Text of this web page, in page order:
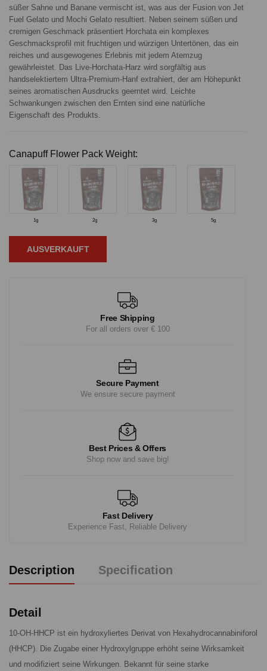
süßer Sahne und Banane vermischt ist, was aus der Fusion von Jet
Fuel Gelato und Mochi Gelato resultiert. Neben seinem süßen und
cremigen Geschmack präsentiert Horchata ein komplexes
Geschmacksprofil mit fruchtigen und würzigen Untertönen, das ein
reiches und ausgewogenes Erlebnis mit jedem Atemzug
gewährleistet. Das Live-Horchata-Harz wird sorgfältig aus
handselektiertem Ultra-Premium-Hanf extrahiert, der am Höhepunkt
seines aromatischen Ausdrucks geerntet wird. Leichte
Schwankungen zwischen den Ernten sind eine natürliche
Eigenschaft des Produkts.
Canapuff Flower Pack Weight:
1g 2g 3g 5g
AUSVERKAUFT
Free Shipping
For all orders over € 100
Secure Payment
We ensure secure payment
Best Prices & Offers
Shop now and save big!
Fast Delivery
Experience Fast, Reliable Delivery
Description Specification
Detail
10-OH-HHCP ist ein hydroxyliertes Derivat von Hexahydrocannabiniforol
(HHCP). Die Zugabe einer Hydroxylgruppe erhöht seine Wirksamkeit
und modifiziert seine Wirkungen. Bekannt für seine starke